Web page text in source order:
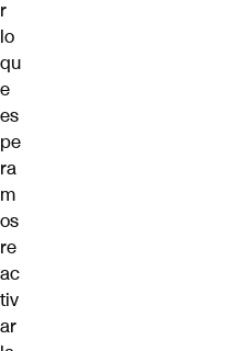
r
lo
qu
e
es
pe
ra
m
os
re
ac
tiv
ar